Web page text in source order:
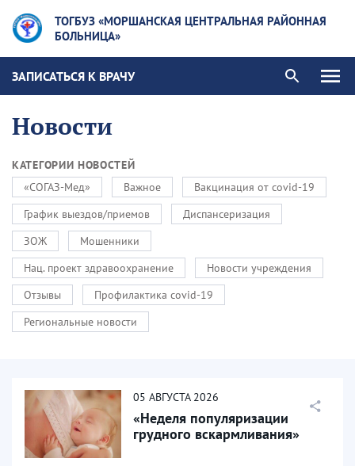
ТОГБУЗ «МОРШАНСКАЯ ЦЕНТРАЛЬНАЯ РАЙОННАЯ
БОЛЬНИЦА»
ЗАПИСАТЬСЯ К ВРАЧУ
Новости
КАТЕГОРИИ НОВОСТЕЙ
«СОГАЗ-Мед»
Важное
Вакцинация от covid-19
График выездов/приемов
Диспансеризация
ЗОЖ
Мошенники
Нац. проект здравоохранение
Новости учреждения
Отзывы
Профилактика covid-19
Региональные новости
05 АВГУСТА 2026
«Неделя популяризации
грудного вскармливания»